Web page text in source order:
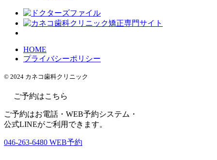
HOME
プライバシーポリシー
© 2024 カネコ歯科クリニック
ご予約はこちら
ご予約はお電話・WEB予約システム・
公式LINEがご利用できます。
046-263-6480 WEB予約